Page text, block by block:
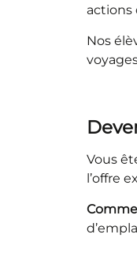
actions
Nos
Vous
l’offre